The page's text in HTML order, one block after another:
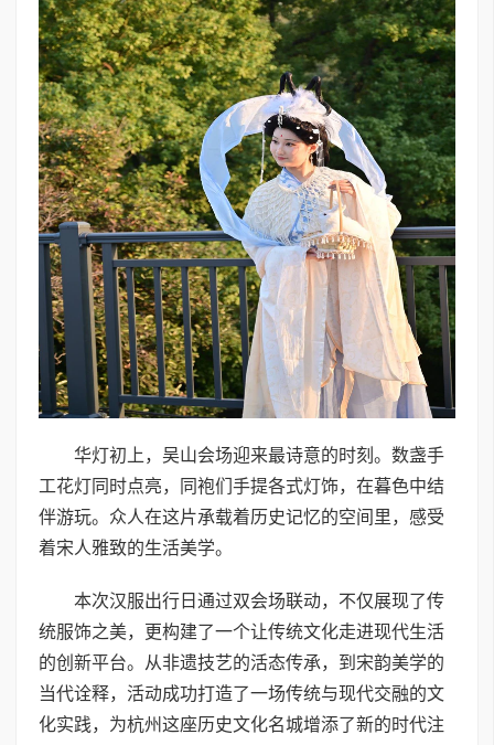
华灯初上，吴山会场迎来最诗意的时刻。数盏手
工花灯同时点亮，同袍们手提各式灯饰，在暮色中结
伴游玩。众人在这片承载着历史记忆的空间里，感受
着宋人雅致的生活美学。
本次汉服出行日通过双会场联动，不仅展现了传
统服饰之美，更构建了一个让传统文化走进现代生活
的创新平台。从非遗技艺的活态传承，到宋韵美学的
当代诠释，活动成功打造了一场传统与现代交融的文
化实践，为杭州这座历史文化名城增添了新的时代注